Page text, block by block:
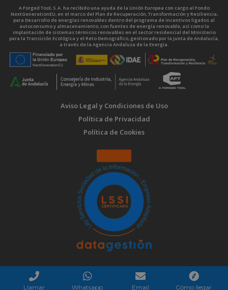
Llamar Whatsapp Email Cómo llegar
A Forged Tool, S.A. ha recibido una ayuda de la Unión Europea con cargo al Fondo
NextGenerationEU, en el marco del Plan de Recuperación, Transformación y Resiliencia,
para Desarrollo de energías renovables dentro del programa de incentivos ligados al
autoconsumo y almacenamiento, con fuentes de energía renovable, así como la
implantación de sistemas térmicos renovables en el sector residencial del Ministerio
para la Transición Ecológica y el Reto Demográfico, gestionado por la Junta de Andalucía,
a través de la Agencia Andaluza de la Energía.
Aviso Legal y Condiciones de Uso
Política de Privacidad
Política de Cookies